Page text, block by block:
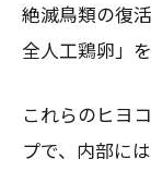
絶滅鳥類の復
全人工鶏卵」
これらのヒヨ
プで、内部に